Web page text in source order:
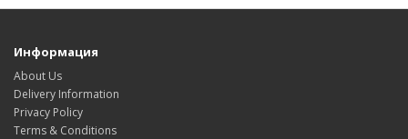
Информация
About Us
Delivery Information
Privacy Policy
Terms & Conditions